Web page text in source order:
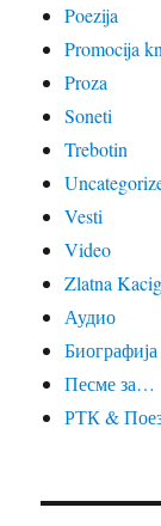
Poezija
Promocija
Proza
Soneti
Trebotin
Vesti
Video
Zlatna
Аудио
Биографија
Песме за…
РТК &